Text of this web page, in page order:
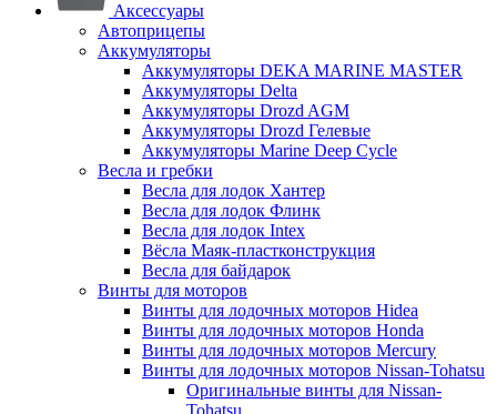
Аксессуары
Автоприцепы
Аккумуляторы
Аккумуляторы DEKA MARINE MASTER
Аккумуляторы Delta
Аккумуляторы Drozd AGM
Аккумуляторы Drozd Гелевые
Аккумуляторы Marine Deep Cycle
Весла и гребки
Весла для лодок Хантер
Весла для лодок Флинк
Весла для лодок Intex
Вёсла Маяк-пластконструкция
Весла для байдарок
Винты для моторов
Винты для лодочных моторов Hidea
Винты для лодочных моторов Honda
Винты для лодочных моторов Mercury
Винты для лодочных моторов Nissan-Tohatsu
Оригинальные винты для Nissan-
Tohatsu